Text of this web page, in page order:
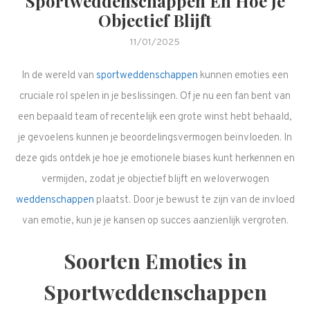
Objectief Blijft
11/01/2025
In de wereld van sportweddenschappen kunnen emoties een
cruciale rol spelen in je beslissingen. Of je nu een fan bent van
een bepaald team of recentelijk een grote winst hebt behaald,
je gevoelens kunnen je beoordelingsvermogen beïnvloeden. In
deze gids ontdek je hoe je emotionele biases kunt herkennen en
vermijden, zodat je objectief blijft en weloverwogen
weddenschappen plaatst. Door je bewust te zijn van de invloed
van emotie, kun je je kansen op succes aanzienlijk vergroten.
Soorten Emoties in
Sportweddenschappen